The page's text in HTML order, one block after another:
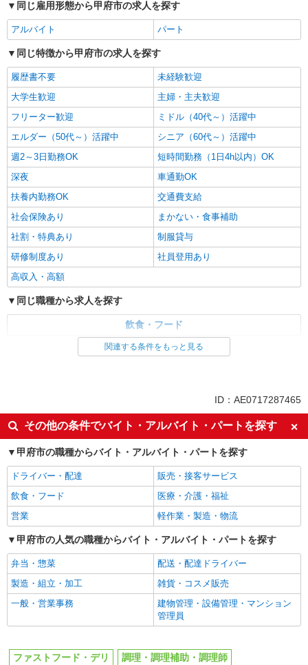
同じ雇用形態から甲府市の求人を探す
アルバイト パート
同じ特徴から甲府市の求人を探す
履歴書不要
未経験歓迎
大学生歓迎
主婦・主夫歓迎
フリーター歓迎
ミドル（40代～）活躍中
エルダー（50代～）活躍中
シニア（60代～）活躍中
週2～3日勤務OK
短時間勤務（1日4h以内）OK
深夜
車通勤OK
扶養内勤務OK
交通費支給
社会保険あり
まかない・食事補助
社割・特典あり
制服貸与
研修制度あり
社員登用あり
高収入・高額
同じ職種から求人を探す
飲食・フード
ファストフード・デリ
調理・調理補助・調理師
ミドル（40代～）活躍中
週2～3日勤務OK
短時間勤務（1日4h以内）OK
深夜
車通勤OK
扶養内勤務OK
交通費支給
社会保険あり
まかない・食事補助
社員登用あり
関連する条件をもっと見る
ID：AE0717287465
その他の条件でバイト・アルバイト・パートを探す
甲府市の職種からバイト・アルバイト・パートを探す
ドライバー・配達
販売・接客サービス
飲食・フード
医療・介護・福祉
営業
軽作業・製造・物流
甲府市の人気の職種からバイト・アルバイト・パートを探す
弁当・惣菜
配送・配達ドライバー
製造・組立・加工
雑貨・コスメ販売
一般・営業事務
建物管理・設備管理・マンション
管理員
ファストフード・デリ
調理・調理補助・調理師